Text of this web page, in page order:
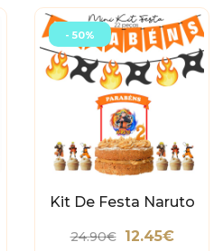
- 50%
Kit De Festa Naruto
24.90€ 12.45€